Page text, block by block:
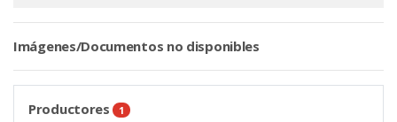
Imágenes/Documentos no disponibles
Productores 1